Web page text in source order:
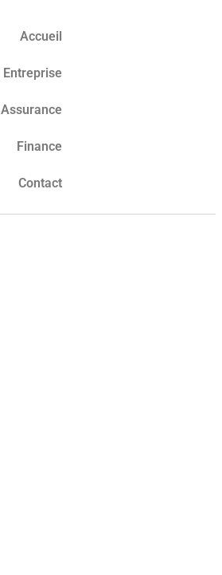
Accueil
Entreprise
Assurance
Finance
Contact